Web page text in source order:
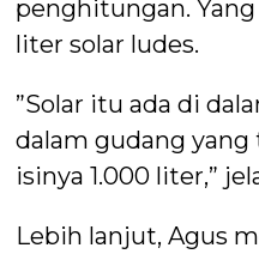
penghitungan.
liter solar ludes.
”Solar itu ada di
dalam gudang
isinya 1.000 liter,”
Lebih lanjut, Agus